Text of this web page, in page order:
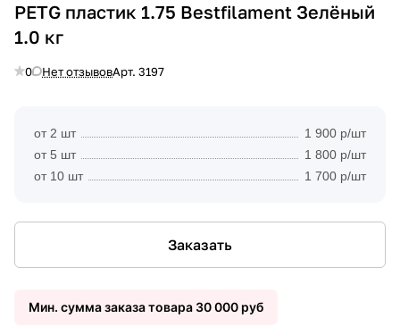
PETG пластик 1.75 Bestfilament Зелёный
1.0 кг
0 Нет отзывовАрт. 3197
от 2 шт
1 900 р/шт
от 5 шт
1 800 р/шт
от 10 шт
1 700 р/шт
Заказать
Мин. сумма заказа товара 30 000 руб